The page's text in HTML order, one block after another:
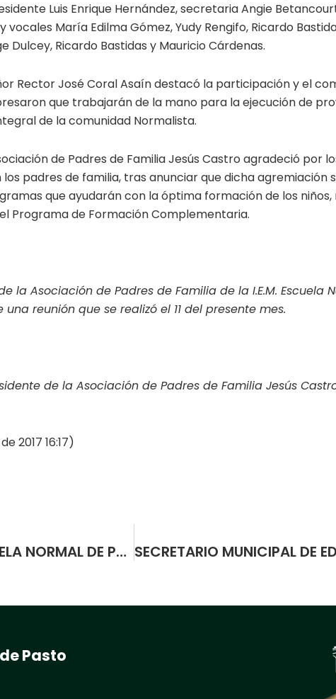
Luis Enrique Hernández, secretaria Angie
María Edilma Gómez, Yudy Rengifo, Ricardo
Dulcey, Ricardo Bastidas y Mauricio Cárdenas.
Rector José Coral Asaín destacó la participación y el
que trabajarán de la mano para la ejecución de
de la comunidad Normalista.
de Padres de Familia Jesús Castro agradeció por
padres de familia, tras anunciar que dicha agremiación
que ayudarán con la óptima formación de los niños,
Programa de Formación Complementaria.
la Asociación de Padres de Familia de la I.E.M. Escuela
reunión que se realizó el 11 del presente mes.
de la Asociación de Padres de Familia Jesús
2017 16:17)
ESTUDIANTE DE LA ESCUELA NORMAL DE PASTO OCUPÓ CUARTO LUGAR EN CAMPEONATO PANAMERICANO DE CICLOMONTAÑISMO.
Pasto